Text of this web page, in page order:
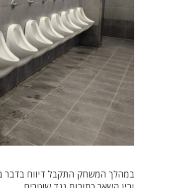
במהלך המשחק התקבל דיווח בדבר